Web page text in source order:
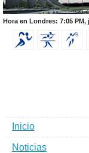
Hora en Londres: 7:05 PM,
Inicio
Noticias